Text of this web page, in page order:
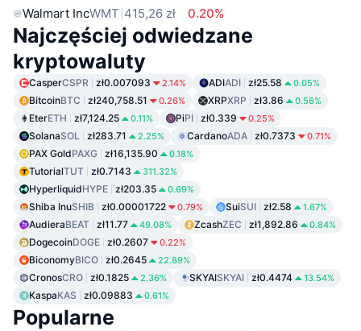
Walmart IncWMT 415,26 zł 0.20%
Najczęściej odwiedzane
kryptowaluty
CasperCSPR zł0.007093 2.14% ADIADI zł25.58 0.05%
BitcoinBTC zł240,758.51 0.26% XRPXRP zł3.86 0.56%
EterETH zł7,124.25 0.11% PiPI zł0.339 0.25%
SolanaSOL zł283.71 2.25% CardanoADA zł0.7373 0.71%
PAX GoldPAXG zł16,135.90 0.18%
TutorialTUT zł0.7143 311.32%
HyperliquidHYPE zł203.35 0.69%
Shiba InuSHIB zł0.00001722 0.79% SuiSUI zł2.58 1.67%
AudieraBEAT zł11.77 49.08% ZcashZEC zł1,892.86 0.84%
DogecoinDOGE zł0.2607 0.22%
BiconomyBICO zł0.2645 22.89%
CronosCRO zł0.1825 2.36% SKYAISKYAI zł0.4474 13.54%
KaspaKAS zł0.09883 0.61%
Popularne